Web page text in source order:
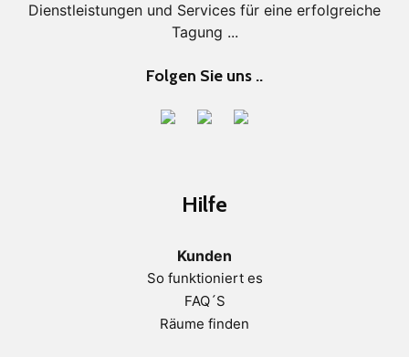
Dienstleistungen und Services für eine erfolgreiche
Tagung ...
Folgen Sie uns ..
Hilfe
Kunden
So funktioniert es
FAQ´S
Räume finden